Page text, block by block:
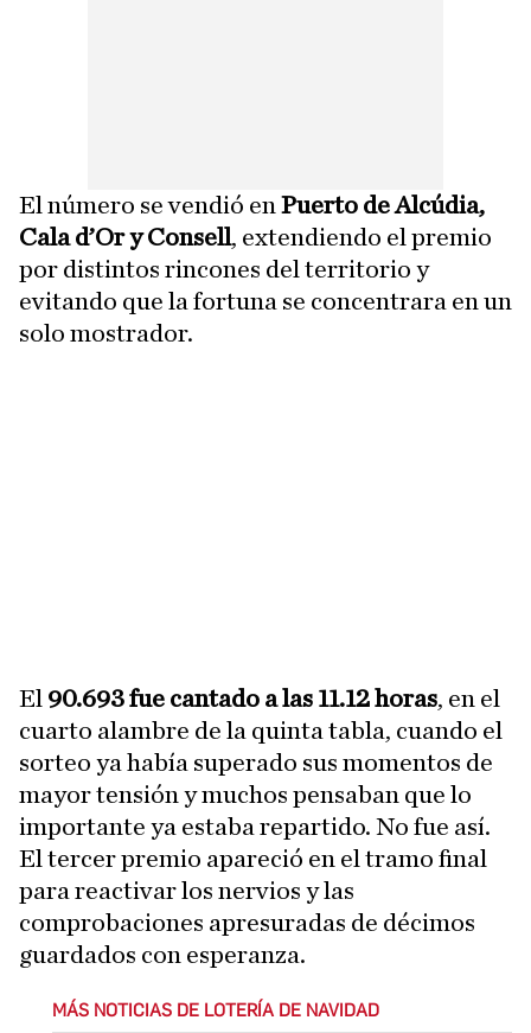
El número se vendió en Puerto de Alcúdia,
Cala d’Or y Consell, extendiendo el premio
por distintos rincones del territorio y
evitando que la fortuna se concentrara en un
solo mostrador.
El 90.693 fue cantado a las 11.12 horas, en el
cuarto alambre de la quinta tabla, cuando el
sorteo ya había superado sus momentos de
mayor tensión y muchos pensaban que lo
importante ya estaba repartido. No fue así.
El tercer premio apareció en el tramo final
para reactivar los nervios y las
comprobaciones apresuradas de décimos
guardados con esperanza.
MÁS NOTICIAS DE LOTERÍA DE NAVIDAD